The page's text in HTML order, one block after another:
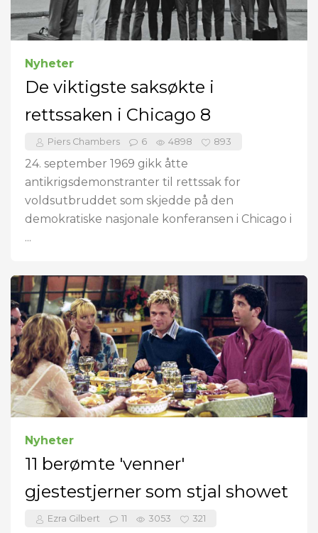
Nyheter
De viktigste saksøkte i
rettssaken i Chicago 8
Piers Chambers 6 4898 893
24. september 1969 gikk åtte
antikrigsdemonstranter til rettssak for
voldsutbruddet som skjedde på den
demokratiske nasjonale konferansen i Chicago i
...
Nyheter
11 berømte 'venner'
gjestestjerner som stjal showet
Ezra Gilbert 11 3053 321